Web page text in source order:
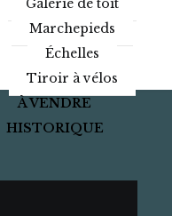
Galerie de toit
Marchepieds
Échelles
Tiroir à vélos
À VENDRE
HISTORIQUE